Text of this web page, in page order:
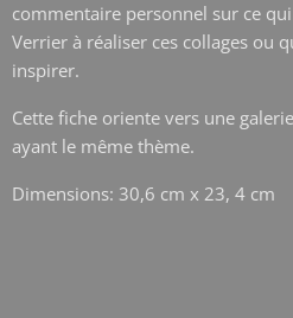
commentaire personnel sur ce
Verrier à réaliser ces collages ou
inspirer.
Cette fiche oriente vers une
ayant le même thème.
Dimensions: 30,6 cm x 23, 4 cm